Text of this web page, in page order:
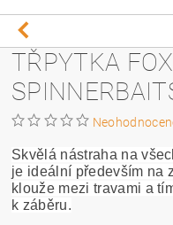
TŘPYTKA
Skvělá nástraha na
je ideální především na
klouže mezi travami a
k záběru.